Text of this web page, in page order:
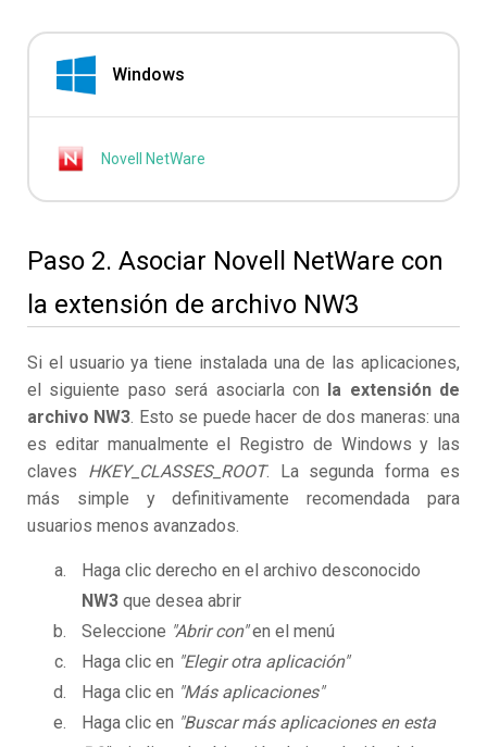
Windows
Novell NetWare
Paso 2. Asociar Novell NetWare con
la extensión de archivo NW3
Si el usuario ya tiene instalada una de las aplicaciones,
el siguiente paso será asociarla con la extensión de
archivo NW3. Esto se puede hacer de dos maneras: una
es editar manualmente el Registro de Windows y las
claves HKEY_CLASSES_ROOT. La segunda forma es
más simple y definitivamente recomendada para
usuarios menos avanzados.
Haga clic derecho en el archivo desconocido
NW3 que desea abrir
Seleccione "Abrir con"en el menú
Haga clic en "Elegir otra aplicación"
Haga clic en "Más aplicaciones"
Haga clic en "Buscar más aplicaciones en esta